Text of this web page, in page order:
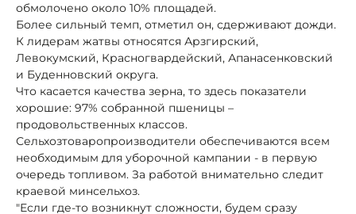
обмолочено около 10% площадей.
Более сильный темп, отметил он, сдерживают дожди.
К лидерам жатвы относятся Арзгирский,
Левокумский, Красногвардейский, Апанасенковский
и Буденновский округа.
Что касается качества зерна, то здесь показатели
хорошие: 97% собранной пшеницы –
продовольственных классов.
Сельхозтоваропроизводители обеспечиваются всем
необходимым для уборочной кампании - в первую
очередь топливом. За работой внимательно следит
краевой минсельхоз.
"Если где-то возникнут сложности, будем сразу